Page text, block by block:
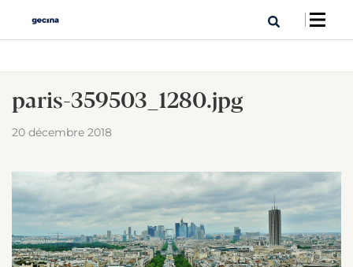
paris-359503_1280.jpg
20 décembre 2018